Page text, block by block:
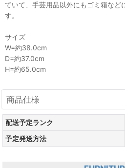
ていて、手芸用品以外にもゴミ箱など
す。
サイズ
W=約38.0cm
D=約37.0cm
H=約65.0cm
商品仕様
配送予定ランク
予定発送方法